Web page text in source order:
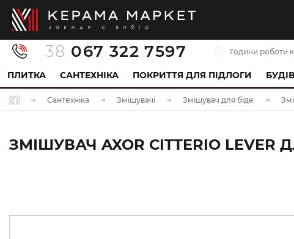
38 067 322 7597 Години роботи
ПЛИТКА САНТЕХНІКА ПОКРИТТЯ ДЛЯ ПІДЛОГИ
Сантехніка Змішувачі Змішувач для біде
ЗМІШУВАЧ AXOR CITTERIO LEVER